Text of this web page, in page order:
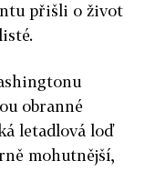
přišli o život
obranné
letadlová loď
mohutnější,